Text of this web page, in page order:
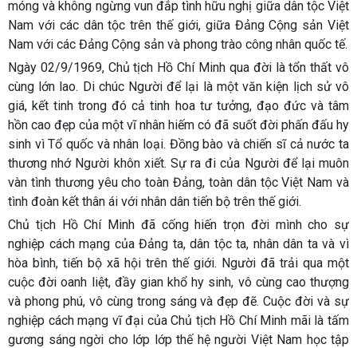
móng và không ngừng vun đắp tình hữu nghị giữa dân tộc Việt
Nam với các dân tộc trên thế giới, giữa Đảng Cộng sản Việt
Nam với các Đảng Cộng sản và phong trào công nhân quốc tế.
Ngày 02/9/1969, Chủ tịch Hồ Chí Minh qua đời là tổn thất vô
cùng lớn lao. Di chúc Người để lại là một văn kiện lịch sử vô
giá, kết tinh trong đó cả tinh hoa tư tưởng, đạo đức và tâm
hồn cao đẹp của một vĩ nhân hiếm có đã suốt đời phấn đấu hy
sinh vì Tổ quốc và nhân loại. Đồng bào và chiến sĩ cả nước ta
thương nhớ Người khôn xiết. Sự ra đi của Người để lại muôn
vàn tình thương yêu cho toàn Đảng, toàn dân tộc Việt Nam và
tình đoàn kết thân ái với nhân dân tiến bộ trên thế giới.
Chủ tịch Hồ Chí Minh đã cống hiến trọn đời mình cho sự
nghiệp cách mạng của Đảng ta, dân tộc ta, nhân dân ta và vì
hòa bình, tiến bộ xã hội trên thế giới. Người đã trải qua một
cuộc đời oanh liệt, đầy gian khổ hy sinh, vô cùng cao thượng
và phong phú, vô cùng trong sáng và đẹp đẽ. Cuộc đời và sự
nghiệp cách mạng vĩ đại của Chủ tịch Hồ Chí Minh mãi là tấm
gương sáng ngời cho lớp lớp thế hệ người Việt Nam học tập